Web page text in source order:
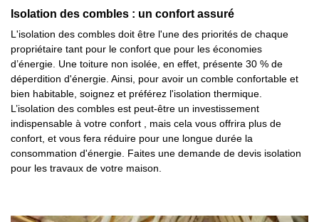
Isolation des combles : un confort assuré
L'isolation des combles doit être l'une des priorités de chaque
propriétaire tant pour le confort que pour les économies
d’énergie. Une toiture non isolée, en effet, présente 30 % de
déperdition d'énergie. Ainsi, pour avoir un comble confortable et
bien habitable, soignez et préférez l'isolation thermique.
L’isolation des combles est peut-être un investissement
indispensable à votre confort , mais cela vous offrira plus de
confort, et vous fera réduire pour une longue durée la
consommation d'énergie. Faites une demande de devis isolation
pour les travaux de votre maison.